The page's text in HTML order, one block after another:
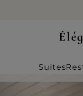
Suites